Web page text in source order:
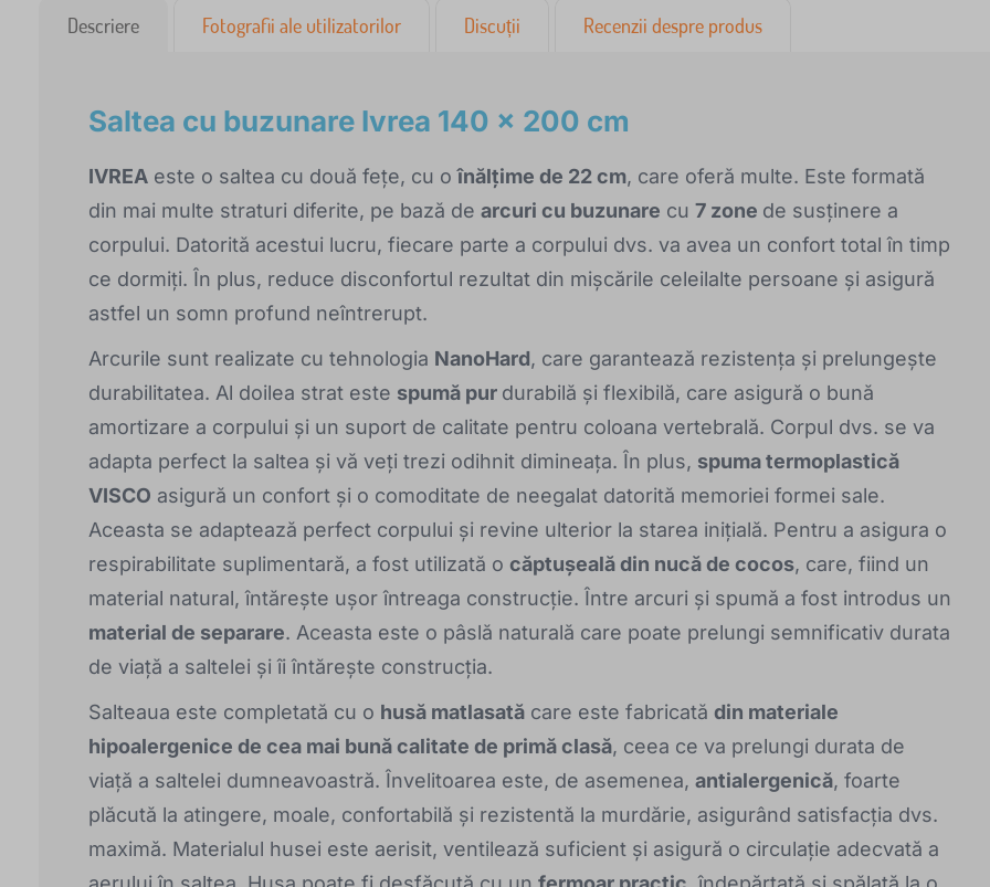
Descriere Fotografii ale utilizatorilor Discuții Recenzii despre produs
Saltea cu buzunare Ivrea 140 x 200 cm
IVREA este o saltea cu două fețe, cu oînălțime de 22 cm, care oferă multe. Este formată
din mai multe straturi diferite, pe bază de arcuri cu buzunare cu 7 zone de susținere a
corpului. Datorită acestui lucru, fiecare parte a corpului dvs. va avea un confort total în timp
ce dormiți. În plus, reduce disconfortul rezultat din mișcările celeilalte persoane și asigură
astfel un somn profund neîntrerupt.
Arcurile sunt realizate cu tehnologia NanoHard, care garantează rezistența și prelungește
durabilitatea. Al doilea strat este spumă pur durabilă și flexibilă, care asigură o bună
amortizare a corpului și un suport de calitate pentru coloana vertebrală. Corpul dvs. se va
adapta perfect la saltea și vă veți trezi odihnit dimineața. În plus, spuma termoplastică
VISCO asigură un confort și o comoditate de neegalat datorită memoriei formei sale.
Aceasta se adaptează perfect corpului și revine ulterior la starea inițială. Pentru a asigura o
respirabilitate suplimentară, a fost utilizată o căptușeală din nucă de cocos, care, fiind un
material natural, întărește ușor întreaga construcție. Între arcuri și spumă a fost introdus un
material de separare. Aceasta este o pâslă naturală care poate prelungi semnificativ durata
de viață a saltelei și îi întărește construcția.
Salteaua este completată cu o husă matlasată care este fabricată din materiale
hipoalergenice de cea mai bună calitate de primă clasă, ceea ce va prelungi durata de
viață a saltelei dumneavoastră. Învelitoarea este, de asemenea, antialergenică, foarte
plăcută la atingere, moale, confortabilă și rezistentă la murdărie, asigurând satisfacția dvs.
maximă. Materialul husei este aerisit, ventilează suficient și asigură o circulație adecvată a